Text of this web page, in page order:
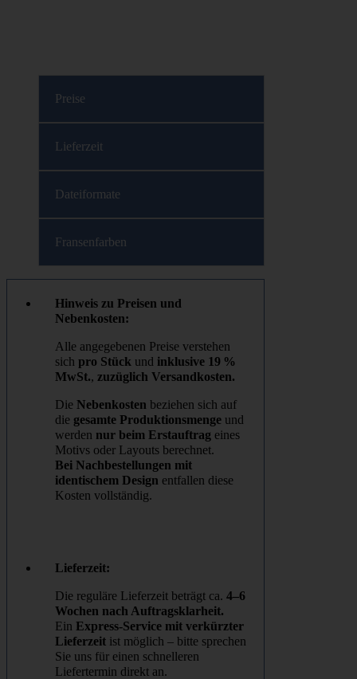
Preise
Lieferzeit
Dateiformate
Fransenfarben
Hinweis zu Preisen und
Nebenkosten:
Alle angegebenen Preise verstehen
sich pro Stück und inklusive 19 %
MwSt., zuzüglich Versandkosten.
Die Nebenkosten beziehen sich auf
die gesamte Produktionsmenge und
werden nur beim Erstauftrag eines
Motivs oder Layouts berechnet.
Bei Nachbestellungen mit
identischem Design entfallen diese
Kosten vollständig.
Lieferzeit:
Die reguläre Lieferzeit beträgt ca. 4–6
Wochen nach Auftragsklarheit.
Ein Express-Service mit verkürzter
Lieferzeit ist möglich – bitte sprechen
Sie uns für einen schnelleren
Liefertermin direkt an.